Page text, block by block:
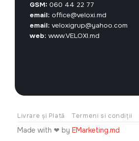
GSM: 060 44 22 77
email: office@veloxi.md
email: veloxigrup@yahoo.com
web: www.VELOXI.md
Livrare și Plată Termeni si condiții
Made with ❤ by EMarketing.md